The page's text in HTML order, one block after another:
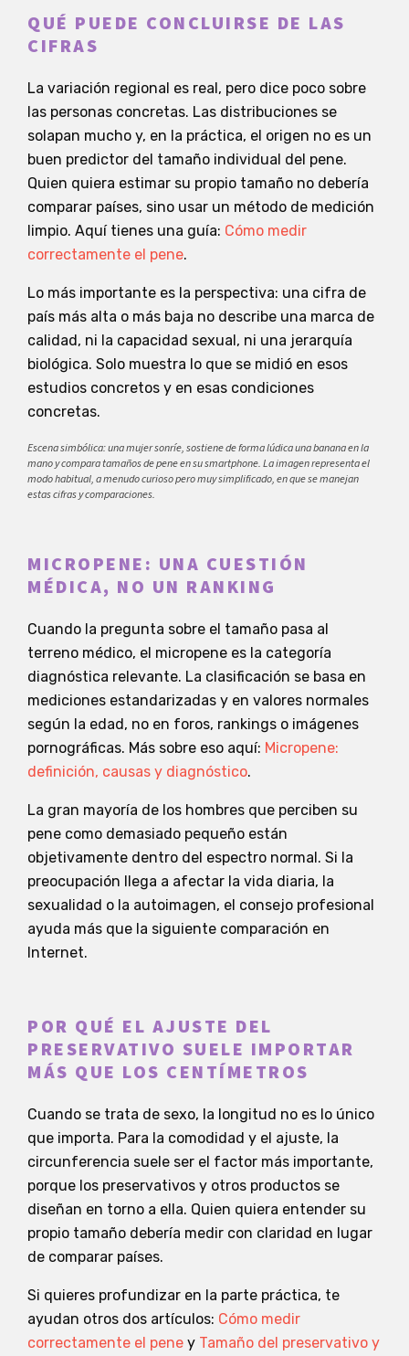
QUÉ PUEDE CONCLUIRSE DE LAS
CIFRAS
La variación regional es real, pero dice poco sobre
las personas concretas. Las distribuciones se
solapan mucho y, en la práctica, el origen no es un
buen predictor del tamaño individual del pene.
Quien quiera estimar su propio tamaño no debería
comparar países, sino usar un método de medición
limpio. Aquí tienes una guía: Cómo medir
correctamente el pene.
Lo más importante es la perspectiva: una cifra de
país más alta o más baja no describe una marca de
calidad, ni la capacidad sexual, ni una jerarquía
biológica. Solo muestra lo que se midió en esos
estudios concretos y en esas condiciones
concretas.
Escena simbólica: una mujer sonríe, sostiene de forma lúdica una banana en la
mano y compara tamaños de pene en su smartphone. La imagen representa el
modo habitual, a menudo curioso pero muy simplificado, en que se manejan
estas cifras y comparaciones.
MICROPENE: UNA CUESTIÓN
MÉDICA, NO UN RANKING
Cuando la pregunta sobre el tamaño pasa al
terreno médico, el micropene es la categoría
diagnóstica relevante. La clasificación se basa en
mediciones estandarizadas y en valores normales
según la edad, no en foros, rankings o imágenes
pornográficas. Más sobre eso aquí: Micropene:
definición, causas y diagnóstico.
La gran mayoría de los hombres que perciben su
pene como demasiado pequeño están
objetivamente dentro del espectro normal. Si la
preocupación llega a afectar la vida diaria, la
sexualidad o la autoimagen, el consejo profesional
ayuda más que la siguiente comparación en
Internet.
POR QUÉ EL AJUSTE DEL
PRESERVATIVO SUELE IMPORTAR
MÁS QUE LOS CENTÍMETROS
Cuando se trata de sexo, la longitud no es lo único
que importa. Para la comodidad y el ajuste, la
circunferencia suele ser el factor más importante,
porque los preservativos y otros productos se
diseñan en torno a ella. Quien quiera entender su
propio tamaño debería medir con claridad en lugar
de comparar países.
Si quieres profundizar en la parte práctica, te
ayudan otros dos artículos: Cómo medir
correctamente el pene y Tamaño del preservativo y